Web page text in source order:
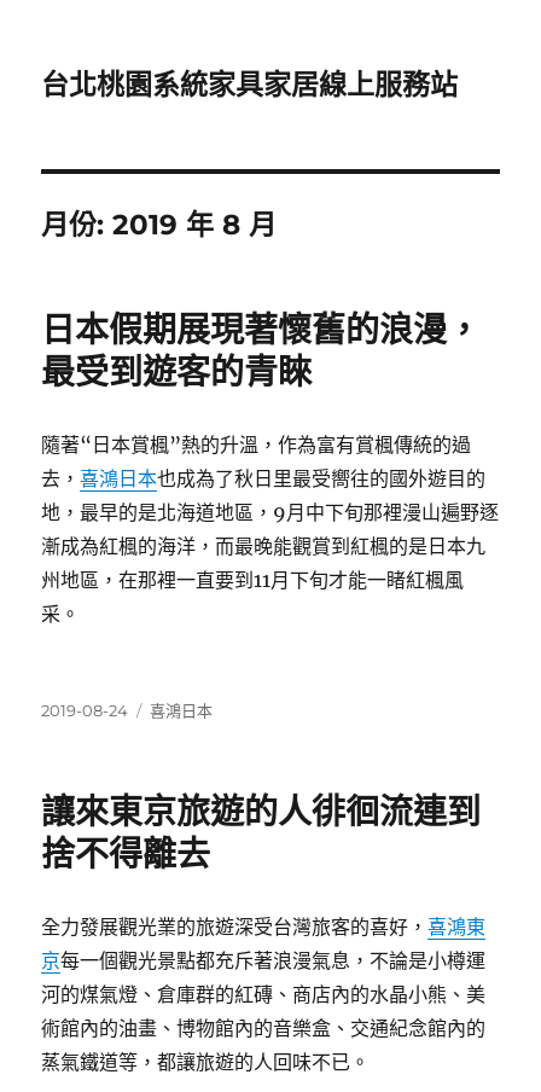
台北桃園系統家具家居線上服務站
月份:2019 年 8 月
日本假期展現著懷舊的浪漫，
最受到遊客的青睞
隨著“日本賞楓”熱的升溫，作為富有賞楓傳統的過
去，喜鴻日本也成為了秋日里最受嚮往的國外遊目的
地，最早的是北海道地區，9月中下旬那裡漫山遍野逐
漸成為紅楓的海洋，而最晚能觀賞到紅楓的是日本九
州地區，在那裡一直要到11月下旬才能一睹紅楓風
采。
發
2019-08-24
分
喜鴻日本
讓來東京旅遊的人徘徊流連到
捨不得離去
全力發展觀光業的旅遊深受台灣旅客的喜好，喜鴻東
京每一個觀光景點都充斥著浪漫氣息，不論是小樽運
河的煤氣燈、倉庫群的紅磚、商店內的水晶小熊、美
術館內的油畫、博物館內的音樂盒、交通紀念館內的
蒸氣鐵道等，都讓旅遊的人回味不已。